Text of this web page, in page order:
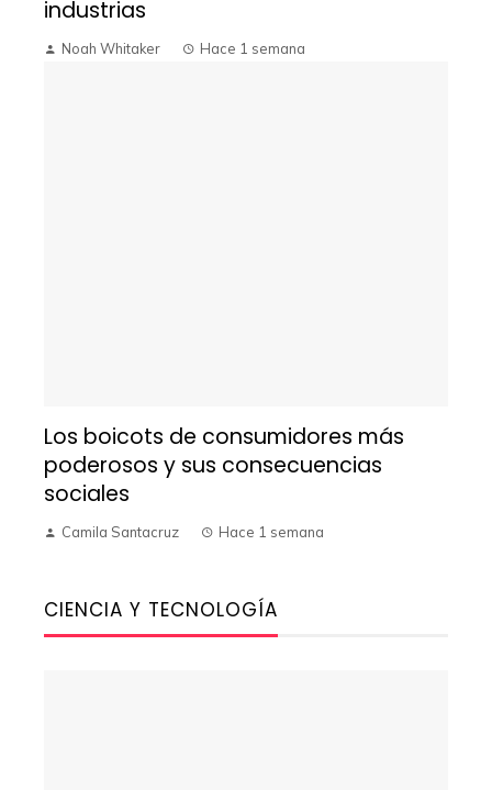
industrias
Noah Whitaker Hace 1 semana
Los boicots de consumidores más
poderosos y sus consecuencias
sociales
Camila Santacruz Hace 1 semana
CIENCIA Y TECNOLOGÍA